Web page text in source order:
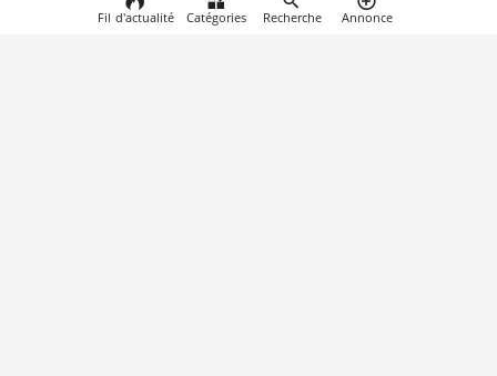
Fil d'actualité Catégories Recherche Annonce